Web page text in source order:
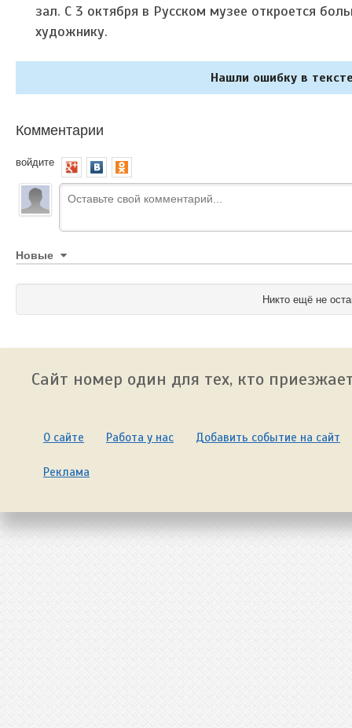
зал. С 3 октября в Русском музее откроется
художнику.
Нашли ошибку в
Комментарии
войдите
Новые
Никто ещё не
Сайт номер один для тех, кто
О сайте Работа у нас Добавить событие на сайт
Реклама